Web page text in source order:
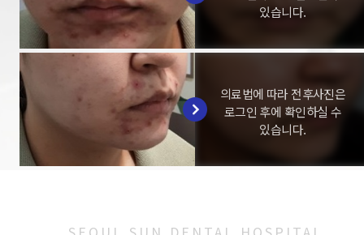
있습니다.
의료법에 따라 전후사진은
로그인 후에 확인하실 수
있습니다.